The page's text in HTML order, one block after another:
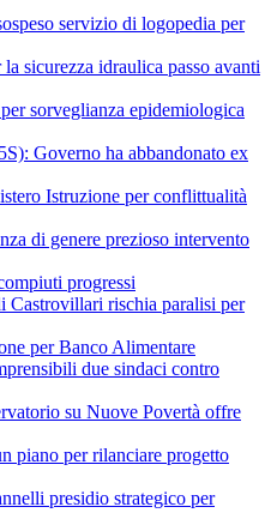
servizio di logopedia per
sicurezza idraulica passo avanti
sorveglianza epidemiologica
Governo ha abbandonato ex
Istruzione per conflittualità
di genere prezioso intervento
progressi
rischia paralisi per
per Banco Alimentare
due sindaci contro
su Nuove Povertà offre
piano per rilanciare progetto
presidio strategico per